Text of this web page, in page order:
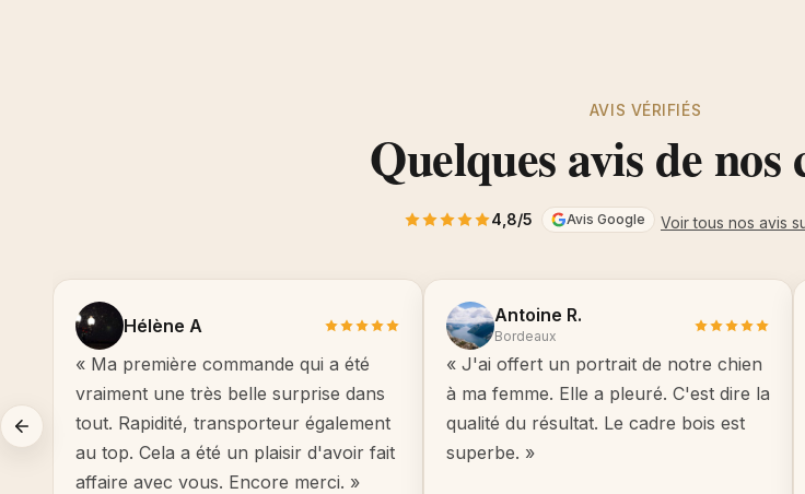
AVIS VÉRIFIÉS
Quelques avis de nos
4,8/5 Avis Google Voir tous nos avis
Hélène A
« Ma première commande qui a été
vraiment une très belle surprise dans
tout. Rapidité, transporteur également
au top. Cela a été un plaisir d'avoir fait
affaire avec vous. Encore merci. »
Antoine R.
Bordeaux
« J'ai offert un portrait de notre chien
à ma femme. Elle a pleuré. C'est dire la
qualité du résultat. Le cadre bois est
superbe. »